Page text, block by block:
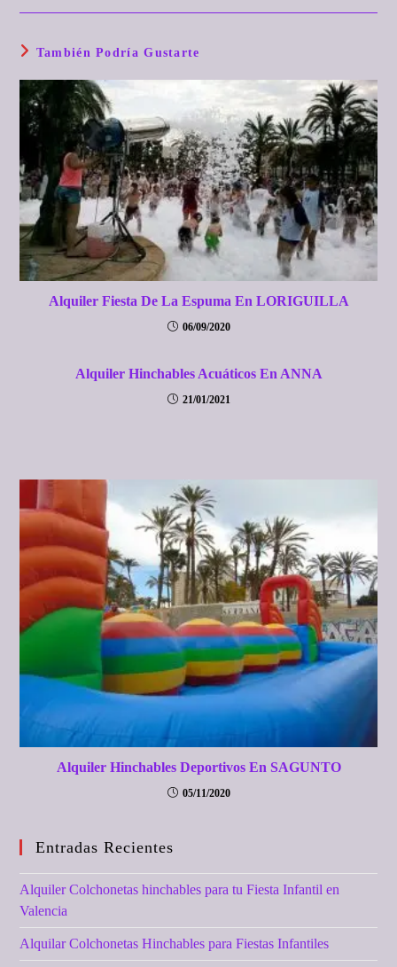
También Podría Gustarte
Alquiler Fiesta De La Espuma En LORIGUILLA
06/09/2020
Alquiler Hinchables Acuáticos En ANNA
21/01/2021
Alquiler Hinchables Deportivos En SAGUNTO
05/11/2020
Entradas Recientes
Alquiler Colchonetas hinchables para tu Fiesta Infantil en
Valencia
Alquilar Colchonetas Hinchables para Fiestas Infantiles